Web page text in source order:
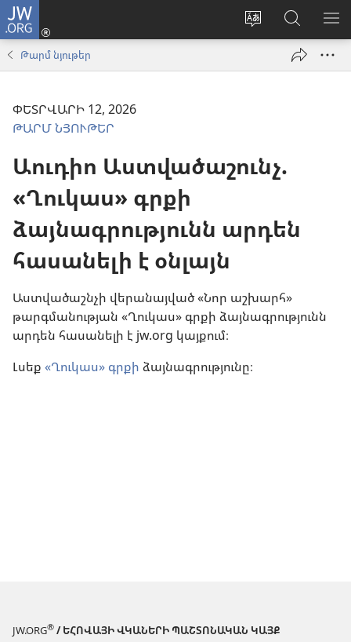
JW.ORG
Փոխել
Մուտքագրվել
(բացվումՈրոնում
JW.ORG
կայքում
Թարմ նյութեր
ՓԵՏՐՎԱՐԻ 12, 2026
ԹԱՐՄ ՆՅՈՒԹԵՐ
Աուդիո Աստվածաշունչ.
«Ղուկաս» գրքի
ձայնագրությունն արդեն
հասանելի է օնլայն
Աստվածաշնչի վերանայված «Նոր աշխարհ»
թարգմանության «Ղուկաս» գրքի ձայնագրությունն
արդեն հասանելի է jw.org կայքում։
Լսեք «Ղուկաս» գրքի ձայնագրությունը։
JW.ORG® / ԵՀՈՎԱՅԻ ՎԿԱՆԵՐԻ ՊԱՇՏՈՆԱԿԱՆ ԿԱՅՔ